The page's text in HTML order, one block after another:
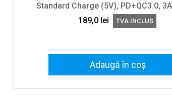
Standard Charge (5V), PD+QC3.0,
189,0 lei TVA INCLUS
Adaugă în coș